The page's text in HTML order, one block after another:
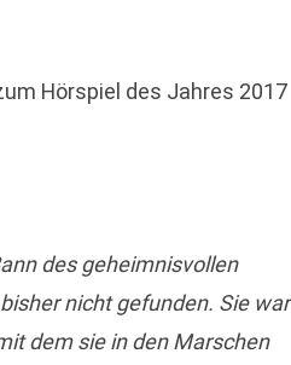
Hörspiel des Jahres 2017
des geheimnisvollen
nicht gefunden. Sie war
dem sie in den Marschen